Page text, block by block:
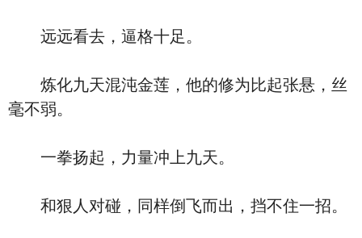
远远看去，逼格十足。
炼化九天混沌金莲，他的修为比起张悬，丝
毫不弱。
一拳扬起，力量冲上九天。
和狠人对碰，同样倒飞而出，挡不住一招。